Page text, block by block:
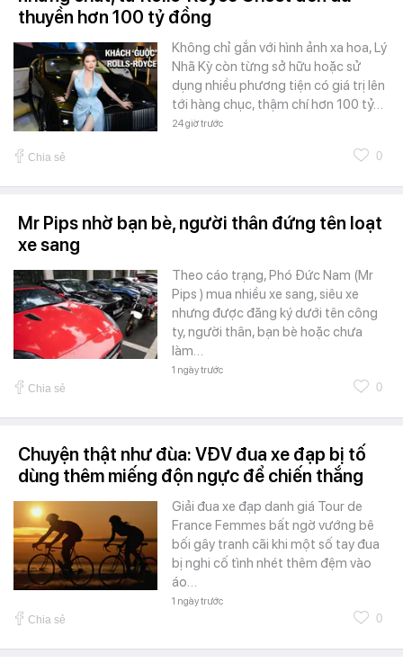
thuyền hơn 100 tỷ đồng
Không chỉ gắn với hình ảnh xa hoa, Lý
Nhã Kỳ còn từng sở hữu hoặc sử
dụng nhiều phương tiện có giá trị lên
tới hàng chục, thậm chí hơn 100 tỷ…
24 giờ trước
Chia sẻ 0
Mr Pips nhờ bạn bè, người thân đứng tên loạt
xe sang
Theo cáo trạng, Phó Đức Nam (Mr
Pips ) mua nhiều xe sang, siêu xe
nhưng được đăng ký dưới tên công
ty, người thân, bạn bè hoặc chưa
làm…
1 ngày trước
Chia sẻ 0
Chuyện thật như đùa: VĐV đua xe đạp bị tố
dùng thêm miếng độn ngực để chiến thắng
Giải đua xe đạp danh giá Tour de
France Femmes bất ngờ vướng bê
bối gây tranh cãi khi một số tay đua
bị nghi cố tình nhét thêm đệm vào
áo…
1 ngày trước
Chia sẻ 0